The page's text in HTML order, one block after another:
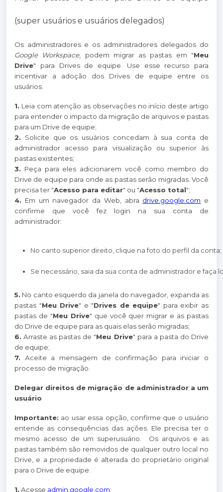
(super usuários e usuários delegados)
Os administradores e os administradores delegados do
Google Workspace, podem migrar as pastas em "Meu
Drive" para Drives de equipe. Use esse recurso para
incentivar a adoção dos Drives de equipe entre os
usuários.
1. Leia com atenção as observações no início deste artigo
para entender o impacto da migração de arquivos e pastas
para um Drive de equipe;
2. Solicite que os usuários concedam à sua conta de
administrador acesso para visualização ou superior às
pastas existentes;
3. Peça para eles adicionarem você como membro do
Drive de equipe para onde as pastas serão migradas. Você
precisa ter "Acesso para editar" ou "Acesso total";
4. Em um navegador da Web, abra drive.google.com e
confirme que você fez login na sua conta de
administrador:
No canto superior direito, clique na foto do perfil da conta;
Se necessário, saia da sua conta de administrador e faça
5. No canto esquerdo da janela do navegador, expanda as
pastas "Meu Drive" e "Drives de equipe" para exibir as
pastas de "Meu Drive" que você quer migrar e as pastas
do Drive de equipe para as quais elas serão migradas;
6. Arraste as pastas de "Meu Drive" para a pasta do Drive
de equipe;
7. Aceite a mensagem de confirmação para iniciar o
processo de migração.
Delegar direitos de migração de administrador a um
usuário
Importante: ao usar essa opção, confirme que o usuário
entende as consequências das ações. Ele precisa ter o
mesmo acesso de um superusuário. Os arquivos e as
pastas também são removidos de qualquer outro local no
Drive, e a propriedade é alterada do proprietário original
para o Drive de equipe.
1. Acesse admin.google.com;